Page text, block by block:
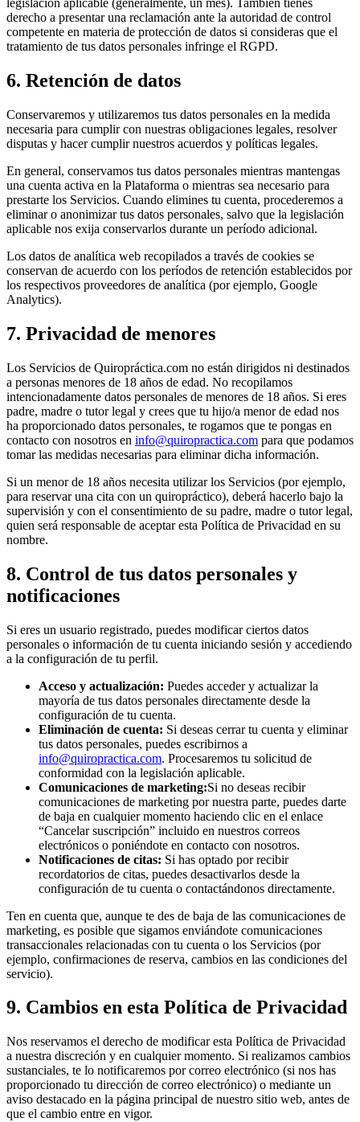
legislación aplicable (generalmente, un mes). También tienes
derecho a presentar una reclamación ante la autoridad de control
competente en materia de protección de datos si consideras que el
tratamiento de tus datos personales infringe el RGPD.
6. Retención de datos
Conservaremos y utilizaremos tus datos personales en la medida
necesaria para cumplir con nuestras obligaciones legales, resolver
disputas y hacer cumplir nuestros acuerdos y políticas legales.
En general, conservamos tus datos personales mientras mantengas
una cuenta activa en la Plataforma o mientras sea necesario para
prestarte los Servicios. Cuando elimines tu cuenta, procederemos a
eliminar o anonimizar tus datos personales, salvo que la legislación
aplicable nos exija conservarlos durante un período adicional.
Los datos de analítica web recopilados a través de cookies se
conservan de acuerdo con los períodos de retención establecidos por
los respectivos proveedores de analítica (por ejemplo, Google
Analytics).
7. Privacidad de menores
Los Servicios de Quiropráctica.com no están dirigidos ni destinados
a personas menores de 18 años de edad. No recopilamos
intencionadamente datos personales de menores de 18 años. Si eres
padre, madre o tutor legal y crees que tu hijo/a menor de edad nos
ha proporcionado datos personales, te rogamos que te pongas en
contacto con nosotros en info@quiropractica.com para que podamos
tomar las medidas necesarias para eliminar dicha información.
Si un menor de 18 años necesita utilizar los Servicios (por ejemplo,
para reservar una cita con un quiropráctico), deberá hacerlo bajo la
supervisión y con el consentimiento de su padre, madre o tutor legal,
quien será responsable de aceptar esta Política de Privacidad en su
nombre.
8. Control de tus datos personales y
notificaciones
Si eres un usuario registrado, puedes modificar ciertos datos
personales o información de tu cuenta iniciando sesión y accediendo
a la configuración de tu perfil.
Acceso y actualización: Puedes acceder y actualizar la
mayoría de tus datos personales directamente desde la
configuración de tu cuenta.
Eliminación de cuenta: Si deseas cerrar tu cuenta y eliminar
tus datos personales, puedes escribirnos a
info@quiropractica.com. Procesaremos tu solicitud de
conformidad con la legislación aplicable.
Comunicaciones de marketing:Si no deseas recibir
comunicaciones de marketing por nuestra parte, puedes darte
de baja en cualquier momento haciendo clic en el enlace
“Cancelar suscripción” incluido en nuestros correos
electrónicos o poniéndote en contacto con nosotros.
Notificaciones de citas: Si has optado por recibir
recordatorios de citas, puedes desactivarlos desde la
configuración de tu cuenta o contactándonos directamente.
Ten en cuenta que, aunque te des de baja de las comunicaciones de
marketing, es posible que sigamos enviándote comunicaciones
transaccionales relacionadas con tu cuenta o los Servicios (por
ejemplo, confirmaciones de reserva, cambios en las condiciones del
servicio).
9. Cambios en esta Política de Privacidad
Nos reservamos el derecho de modificar esta Política de Privacidad
a nuestra discreción y en cualquier momento. Si realizamos cambios
sustanciales, te lo notificaremos por correo electrónico (si nos has
proporcionado tu dirección de correo electrónico) o mediante un
aviso destacado en la página principal de nuestro sitio web, antes de
que el cambio entre en vigor.